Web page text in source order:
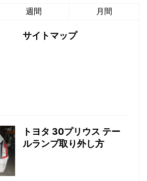
週間 月間
サイトマップ
トヨタ 30プリウス テー
ルランプ取り外し方